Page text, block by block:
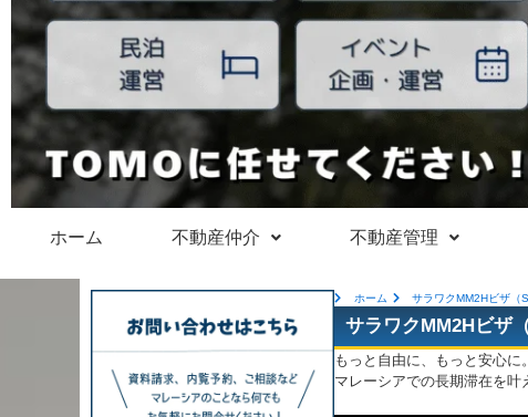
ホーム 不動産仲介 不動産管理
ホーム サラワクMM2Hビザ（
サラワクMM2Hビザ
もっと自由に、もっと安心に。
マレーシアでの長期滞在を叶